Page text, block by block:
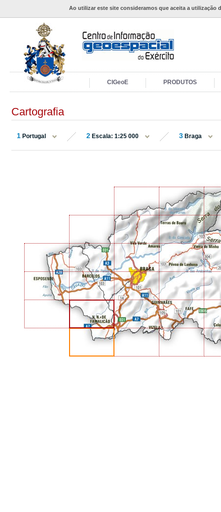
Ao utilizar este site consideramos que aceita a utilização
CIGeoE PRODUTOS
Cartografia
1 Portugal 2 Escala: 1:25 000 3 Braga